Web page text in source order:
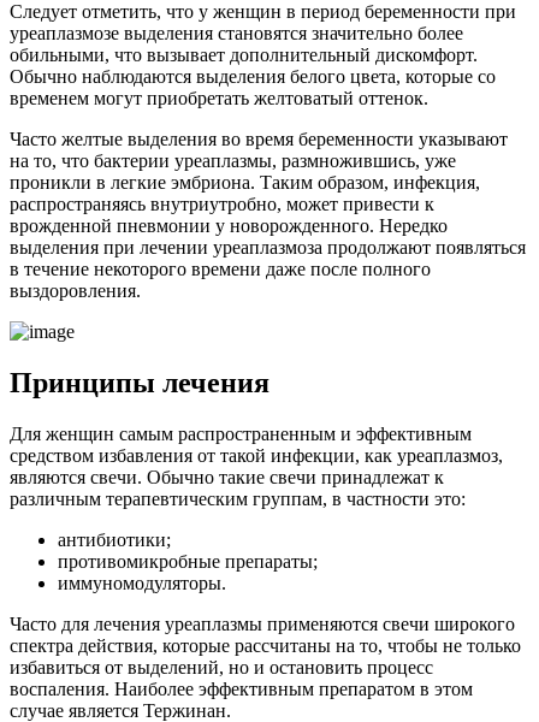
Следует отметить, что у женщин в период беременности при
уреаплазмозе выделения становятся значительно более
обильными, что вызывает дополнительный дискомфорт.
Обычно наблюдаются выделения белого цвета, которые со
временем могут приобретать желтоватый оттенок.
Часто желтые выделения во время беременности указывают
на то, что бактерии уреаплазмы, размножившись, уже
проникли в легкие эмбриона. Таким образом, инфекция,
распространяясь внутриутробно, может привести к
врожденной пневмонии у новорожденного. Нередко
выделения при лечении уреаплазмоза продолжают появляться
в течение некоторого времени даже после полного
выздоровления.
Принципы лечения
Для женщин самым распространенным и эффективным
средством избавления от такой инфекции, как уреаплазмоз,
являются свечи. Обычно такие свечи принадлежат к
различным терапевтическим группам, в частности это:
антибиотики;
противомикробные препараты;
иммуномодуляторы.
Часто для лечения уреаплазмы применяются свечи широкого
спектра действия, которые рассчитаны на то, чтобы не только
избавиться от выделений, но и остановить процесс
воспаления. Наиболее эффективным препаратом в этом
случае является Тержинан.